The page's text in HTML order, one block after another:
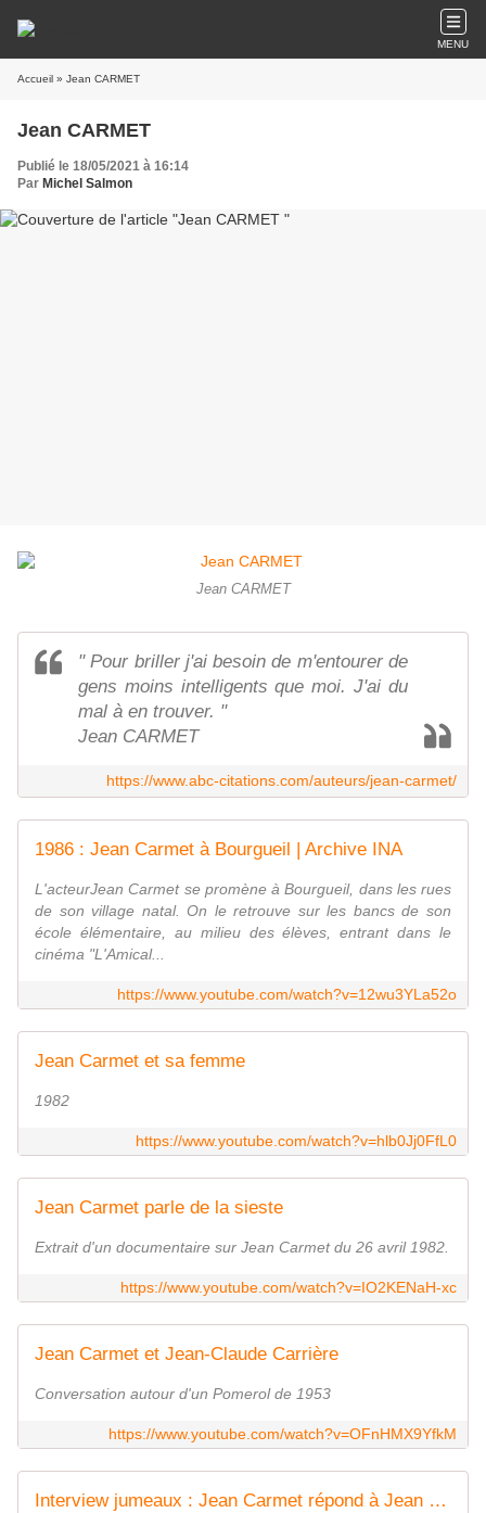
MENU
Accueil » Jean CARMET
Jean CARMET
Publié le 18/05/2021 à 16:14
Par Michel Salmon
Jean CARMET
" Pour briller j'ai besoin de m'entourer de
gens moins intelligents que moi. J'ai du
mal à en trouver. "
Jean CARMET
https://www.abc-citations.com/auteurs/jean-carmet/
1986 : Jean Carmet à Bourgueil | Archive INA
L'acteurJean Carmet se promène à Bourgueil, dans les rues
de son village natal. On le retrouve sur les bancs de son
école élémentaire, au milieu des élèves, entrant dans le
cinéma "L'Amical...
https://www.youtube.com/watch?v=12wu3YLa52o
Jean Carmet et sa femme
1982
https://www.youtube.com/watch?v=hlb0Jj0FfL0
Jean Carmet parle de la sieste
Extrait d'un documentaire sur Jean Carmet du 26 avril 1982.
https://www.youtube.com/watch?v=IO2KENaH-xc
Jean Carmet et Jean-Claude Carrière
Conversation autour d'un Pomerol de 1953
https://www.youtube.com/watch?v=OFnHMX9YfkM
Interview jumeaux : Jean Carmet répond à Jean Carmet - Archive INA